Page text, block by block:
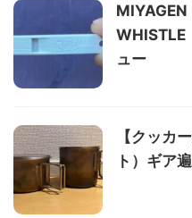
WHISTLE
ュー
【クッカ
ト）ギア